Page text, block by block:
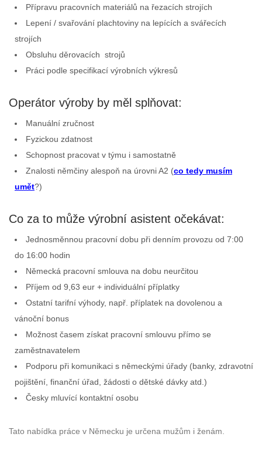
Přípravu pracovních materiálů na řezacích strojích
Lepení / svařování plachtoviny na lepících a svářecích
strojích
Obsluhu děrovacích strojů
Práci podle specifikací výrobních výkresů
Operátor výroby by měl splňovat:
Manuální zručnost
Fyzickou zdatnost
Schopnost pracovat v týmu i samostatně
Znalosti němčiny alespoň na úrovni A2 (co tedy musím
umět?)
Co za to může výrobní asistent očekávat:
Jednosměnnou pracovní dobu při denním provozu od 7:00
do 16:00 hodin
Německá pracovní smlouva na dobu neurčitou
Příjem od 9,63 eur + individuální příplatky
Ostatní tarifní výhody, např. příplatek na dovolenou a
vánoční bonus
Možnost časem získat pracovní smlouvu přímo se
zaměstnavatelem
Podporu při komunikaci s německými úřady (banky, zdravotní
pojištění, finanční úřad, žádosti o dětské dávky atd.)
Česky mluvící kontaktní osobu
Tato nabídka práce v Německu je určena mužům i ženám.